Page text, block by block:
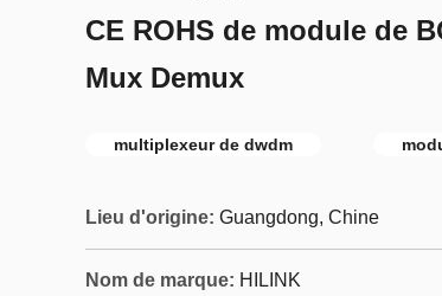
CE ROHS de module de
Mux Demux
multiplexeur de dwdm
Lieu d'origine: Guangdong, Chine
Nom de marque: HILINK